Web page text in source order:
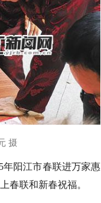
摄
年阳江市春联进万家惠
春联和新春祝福。